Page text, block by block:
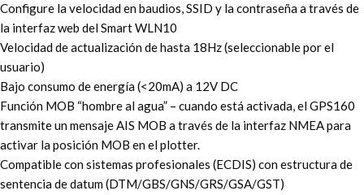
Configure la velocidad en baudios, SSID y la contraseña a través de
la interfaz web del Smart WLN10
Velocidad de actualización de hasta 18Hz (seleccionable por el
usuario)
Bajo consumo de energía (<20mA) a 12V DC
Función MOB “hombre al agua” – cuando está activada, el GPS160
transmite un mensaje AIS MOB a través de la interfaz NMEA para
activar la posición MOB en el plotter.
Compatible con sistemas profesionales (ECDIS) con estructura de
sentencia de datum (DTM/GBS/GNS/GRS/GSA/GST)